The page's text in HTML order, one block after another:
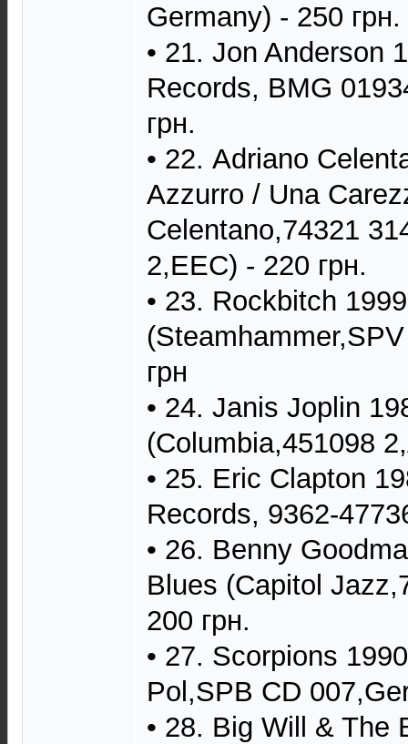
Germany) - 250 грн.
• 21. Jon Anderson
Records, BMG
грн.
• 22. Adriano
Azzurro / Una
Celentano,74321
2,EEC) - 220 грн.
• 23. Rockbitch
грн
• 24. Janis Joplin
(Columbia,451098
• 25. Eric Clapton
Records, 9362-
• 26. Benny
Blues (Capitol
200 грн.
• 27. Scorpions
Pol,SPB CD
• 28. Big Will & The